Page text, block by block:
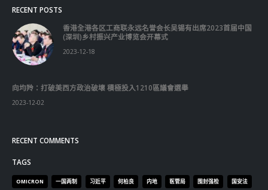
RECENT POSTS
香港全港各区工商联永远名誉会长吴锡有出席2023首届中国
(深圳)乡村振兴产业博览会开幕式
2023-12-18
向均羚：打破美西方政治破壞 積極投入1210區議會選舉
2023-12-02
RECENT COMMENTS
TAGS
OMICRON 一国两制 习近平 何柏良 内地 医管局 围封强检 国安法